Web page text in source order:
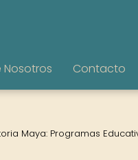
Nosotros Contacto
Maya: Programas